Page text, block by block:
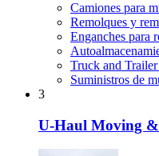
Camiones para
Remolques y
Enganches para
Truck and Trailer
Suministros de
3
U-Haul Moving